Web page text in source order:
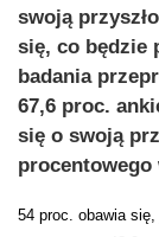
swoją
się, co będzie
badania
67,6 proc.
się o swoją
procentowego
54 proc. obawia